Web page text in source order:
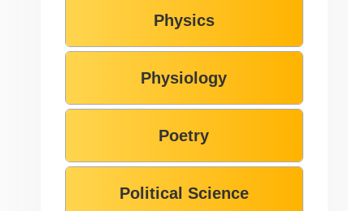
Physics
Physiology
Poetry
Political Science